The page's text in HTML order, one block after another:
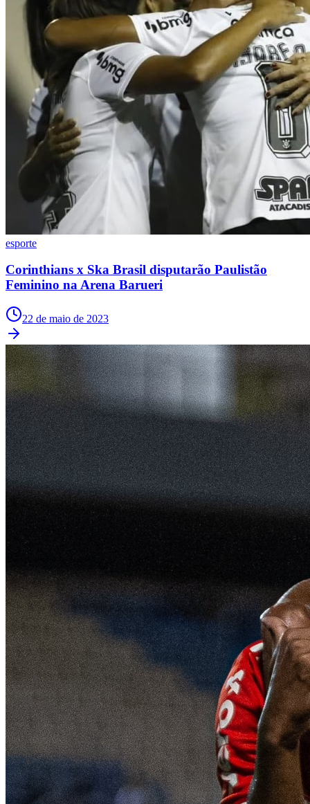
Corinthians
Palmeiras
São Paulo
esporte
Corinthians x Ska Brasil disputarão Paulistão
Feminino na Arena Barueri
22 de maio de 2023